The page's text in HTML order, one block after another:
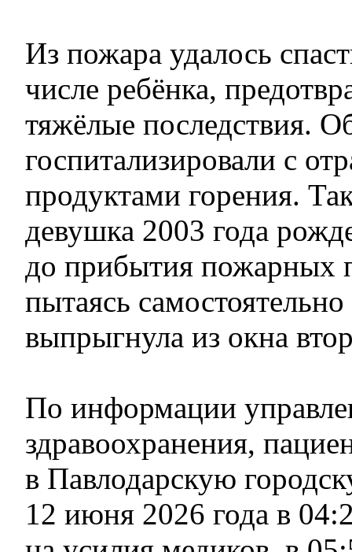
Из пожара удалось
числе ребёнка,
тяжёлые последствия.
госпитализировали с
продуктами горения.
девушка 2003 года
до прибытия пожарных
пытаясь самостоятельно
выпрыгнула из окна
По информации
здравоохранения,
в Павлодарскую
12 июня 2026 года в